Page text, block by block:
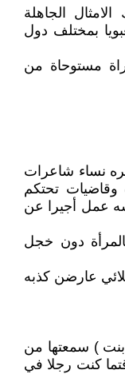
الجاهلة
بمختلف دول
مستوحاة من
نساء شاعرات
تحتكم
عمل أجيرا عن
دون خجل
عارضن كذبه
بنت ) سمعتها من
كنت رجلا في